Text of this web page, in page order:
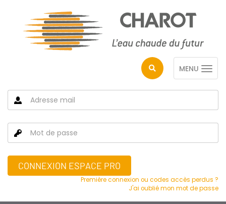
MENU
CONNEXION ESPACE PRO
Première connexion ou codes accès perdus ?
J'ai oublié mon mot de passe